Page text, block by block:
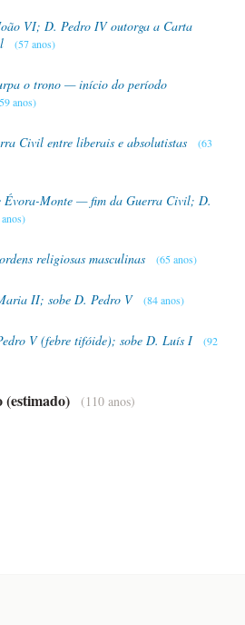
VI; D. Pedro IV outorga a Carta
(57 anos)
o trono — início do período
anos)
Civil entre liberais e absolutistas
(63
Évora-Monte — fim da Guerra Civil; D.
religiosas masculinas (65 anos)
II; sobe D. Pedro V (84 anos)
V (febre tifóide); sobe D. Luís I
(92
(estimado)
(110 anos)